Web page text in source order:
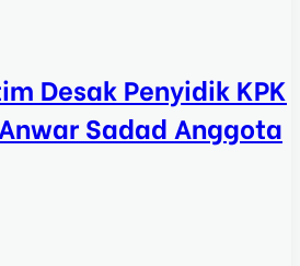
Desak Penyidik KPK
Sadad Anggota